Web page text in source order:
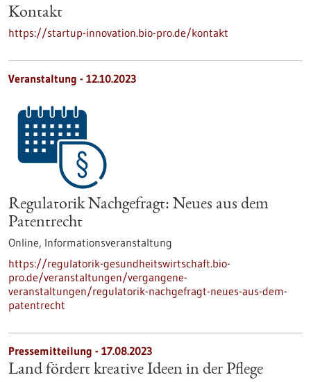
Kontakt
https://startup-innovation.bio-pro.de/kontakt
Veranstaltung - 12.10.2023
Regulatorik Nachgefragt: Neues aus dem
Patentrecht
Online, Informationsveranstaltung
https://regulatorik-gesundheitswirtschaft.bio-
pro.de/veranstaltungen/vergangene-
veranstaltungen/regulatorik-nachgefragt-neues-aus-dem-
patentrecht
Pressemitteilung - 17.08.2023
Land fördert kreative Ideen in der Pflege